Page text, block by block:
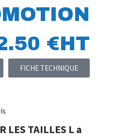
€HT
FICHE TECHNIQUE
LES TAILLES L a